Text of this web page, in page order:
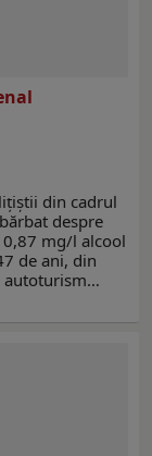
din cadrul
despre
0,87 mg/l alcool
de ani, din
autoturism…